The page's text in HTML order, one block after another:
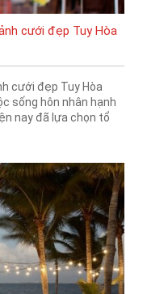
cưới đẹp Tuy Hòa
cưới đẹp Tuy Hòa
sống hôn nhân hạnh
nay đã lựa chọn tổ